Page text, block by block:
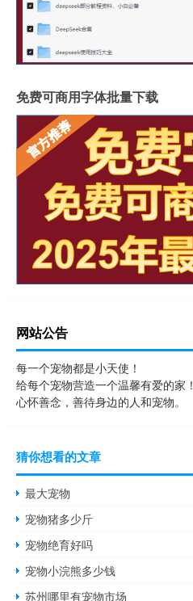
免费可商用字体批量下载
网站公告
每一个宠物都是小天使！
给每个宠物营造一个温馨有爱的家！
心怀善念，善待身边的人和宠物。
猜你想看的文章
最大宠物
宠物猪多少斤
宠物绝育好吗
宠物小浣熊多少钱
苏州哪里有宠物市场